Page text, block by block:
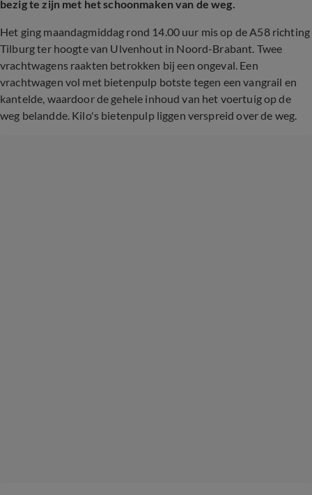
bezig te zijn met het schoonmaken van de weg.
Het ging maandagmiddag rond 14.00 uur mis op de A58 richting
Tilburg ter hoogte van Ulvenhout in Noord-Brabant. Twee
vrachtwagens raakten betrokken bij een ongeval. Een
vrachtwagen vol met bietenpulp botste tegen een vangrail en
kantelde, waardoor de gehele inhoud van het voertuig op de
weg belandde. Kilo's bietenpulp liggen verspreid over de weg.